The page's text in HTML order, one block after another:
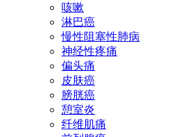
咳嗽
淋巴癌
慢性阻塞性肺病
神经性疼痛
偏头痛
皮肤癌
膀胱癌
憩室炎
纤维肌痛